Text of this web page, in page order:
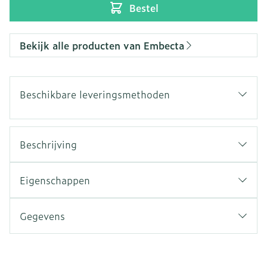
Bestel
Bekijk alle producten van Embecta
Beschikbare leveringsmethoden
Beschrijving
Eigenschappen
Gegevens